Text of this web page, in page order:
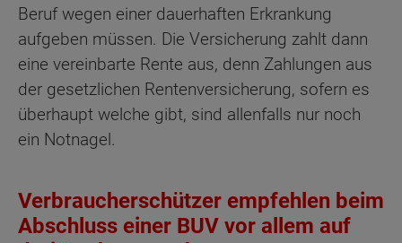
Beruf wegen einer dauerhaften Erkrankung
aufgeben müssen. Die Versicherung zahlt dann
eine vereinbarte Rente aus, denn Zahlungen aus
der gesetzlichen Rentenversicherung, sofern es
überhaupt welche gibt, sind allenfalls nur noch
ein Notnagel.
Verbraucherschützer empfehlen beim
Abschluss einer BUV vor allem auf